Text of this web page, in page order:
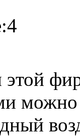
4
этой
можно